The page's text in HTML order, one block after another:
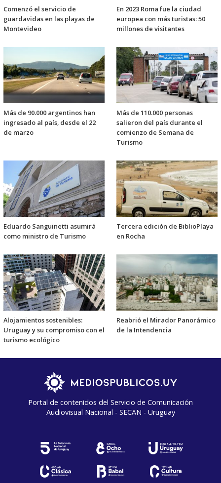
Comenzó el servicio de
guardavidas en las playas de
Montevideo
En 2023 Roma fue la ciudad
europea con más turistas: 50
millones de visitantes
Más de 90.000 argentinos han
ingresado al país, desde el 22
de marzo
Más de 110.000 personas
salieron del país durante el
comienzo de Semana de
Turismo
Eduardo Sanguinetti asumirá
como ministro de Turismo
Tercera edición de BiblioPlaya
en Rocha
Alojamientos sostenibles:
Uruguay y su compromiso con el
turismo ecológico
Reabrió el Mirador Panorámico
de la Intendencia
Portal de contenidos del Servicio de Comunicación
Audiovisual Nacional - SECAN - Uruguay